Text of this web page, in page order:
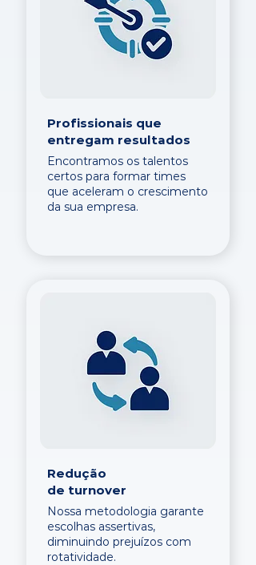
Profissionais que
entregam resultados
Encontramos os talentos
certos para formar times
que aceleram o crescimento
da sua empresa.
Redução
de turnover
Nossa metodologia garante
escolhas assertivas,
diminuindo prejuízos com
rotatividade.